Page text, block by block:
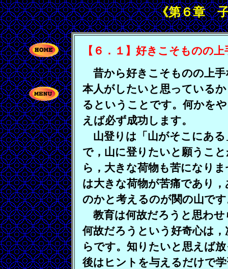
《第６章
【６．１】好きこそものの
昔から好きこそものの上
本人がしたいと思っている
るということです。何かを
えば必ず成功します。
山登りは「山がそこにあ
で，山に登りたいと願うこ
ら，大きな荷物も苦になり
は大きな荷物が苦痛であり
のかと考えるのが関の山で
教育は何故だろうと思わせ
何故だろうという好奇心は
らです。知りたいと思えば
後はヒントを与えるだけで